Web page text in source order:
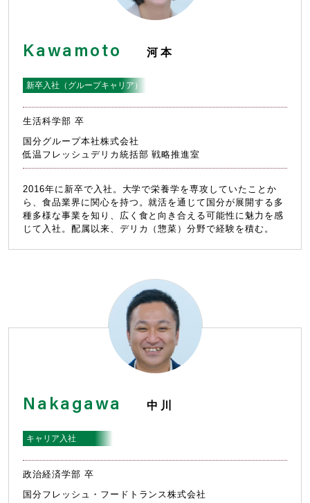
Kawamoto 河本
新卒入社（グループキャリア）
生活科学部 卒
国分グループ本社株式会社
低温フレッシュデリカ統括部 戦略推進室
2016年に新卒で入社。大学で栄養学を専攻していたことか
ら、食品業界に関心を持つ。就活を通じて国分が展開する多
種多様な事業を知り、広く食と向き合える可能性に魅力を感
じて入社。配属以来、デリカ（惣菜）分野で経験を積む。
Nakagawa 中川
キャリア入社
政治経済学部 卒
国分フレッシュ・フードトランス株式会社